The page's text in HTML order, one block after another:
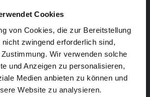
Cookies
von Cookies, die zur Bereitstellung
zwingend erforderlich sind,
Wir verwenden solche
und Anzeigen zu personalisieren,
Medien anbieten zu können und
Website zu analysieren.
16.09.2009
86,22 KB